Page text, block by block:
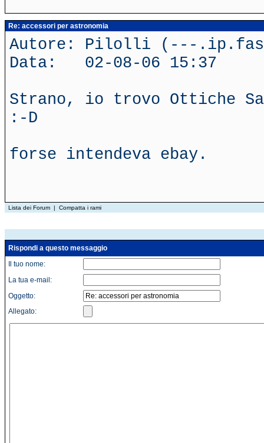
Re: accessori per astronomia
Autore: Pilolli (---
Data: 02-08-06 15:37
Strano, io trovo Ottiche
:-D
forse intendeva ebay.
Lista dei Forum | Compatta i rami
Rispondi a questo messaggio
Il tuo nome:
La tua e-mail:
Oggetto:
Allegato: